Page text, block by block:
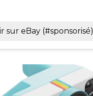
sur eBay (#sponsorisé)